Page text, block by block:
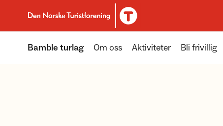
Til DNT.no forside
Bamble turlag Om oss Aktiviteter Bli frivillig